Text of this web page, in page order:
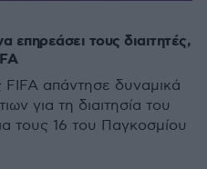
επηρεάσει τους διαιτητές,
FIFA απάντησε δυναμικά
για τη διαιτησία του
τους 16 του Παγκοσμίου